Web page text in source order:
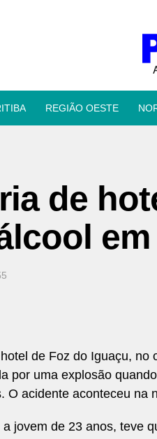
REGIÃO OESTE
de
de Foz do Iguaçu, no
por uma explosão
O acidente aconteceu na
jovem de 23 anos, teve